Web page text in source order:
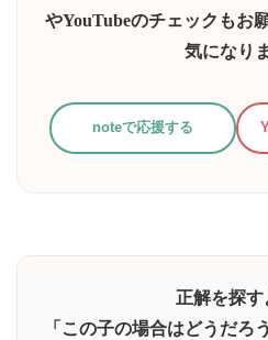
やYouTubeのチェックもお
気になり
noteで応援する
正解を探す
「この子の場合はどうだろ